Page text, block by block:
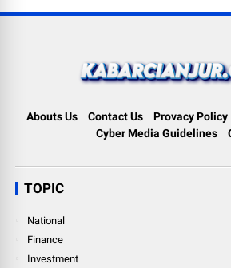
Abouts Us Contact Us Provacy Policy
Cyber Media Guidelines
TOPIC
National
Finance
Investment